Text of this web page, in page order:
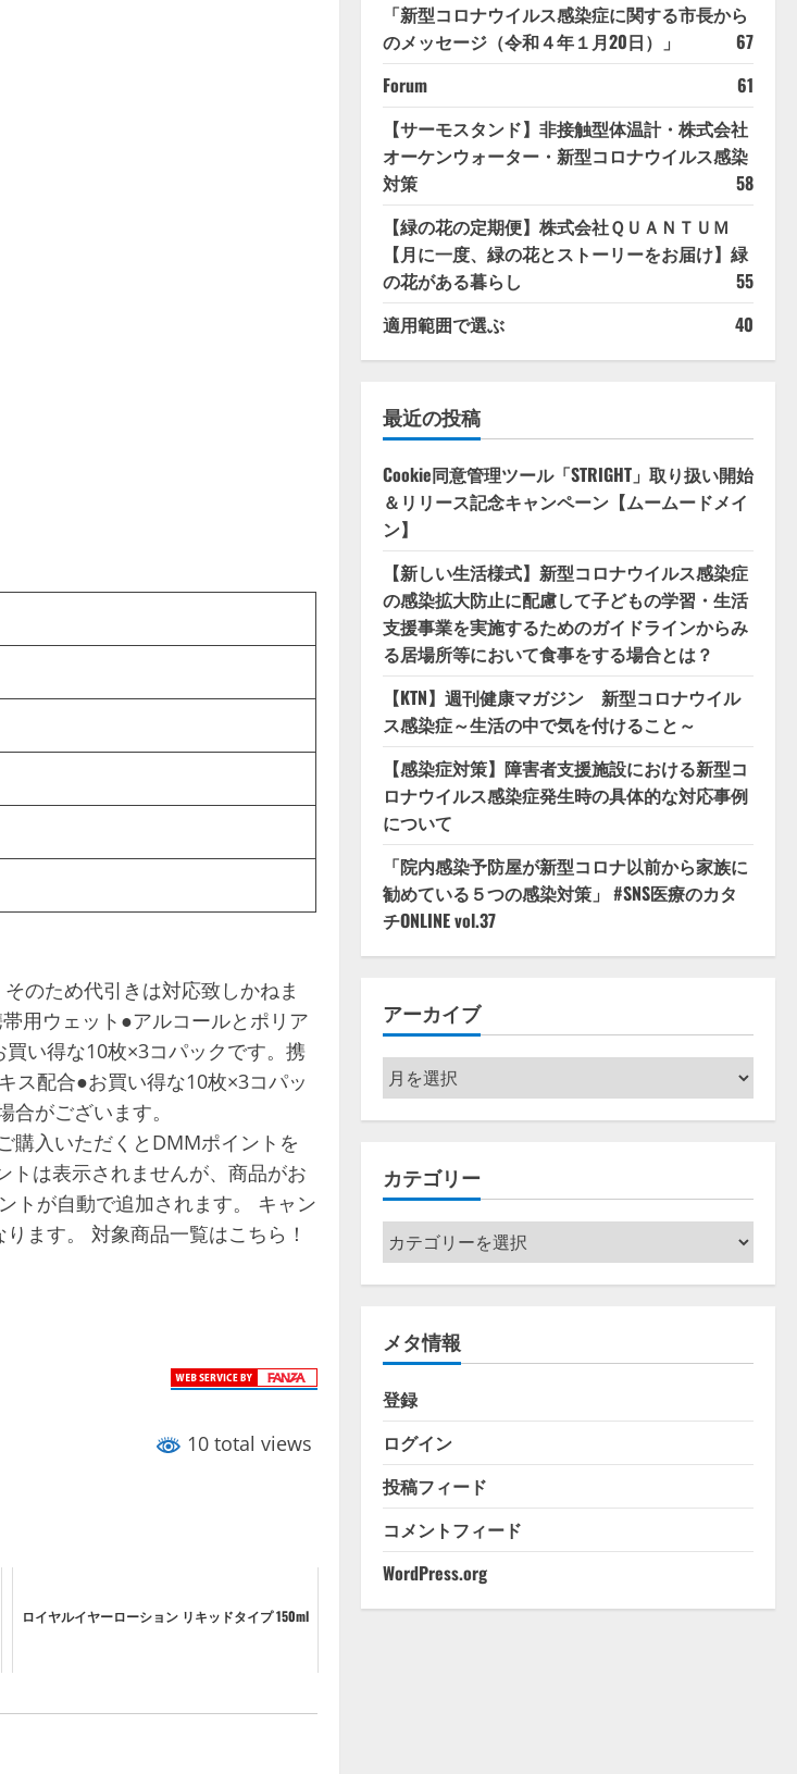
のため代引きは対応致しかねま
用ウェット●アルコールとポリア
い得な10枚×3コパックです。携
ス配合●お買い得な10枚×3コパッ
がございます。
いただくとDMMポイントを
トは表示されませんが、商品がお
トが自動で追加されます。 キャン
ます。 対象商品一覧はこちら！
10 total views
ロイヤルイヤーローション リキッドタイプ 150ml
「新型コロナウイルス感染症に関する市長から
のメッセージ（令和４年１月20日）」
67
Forum
61
【サーモスタンド】非接触型体温計・株式会社
オーケンウォーター・新型コロナウイルス感染
対策
58
【緑の花の定期便】株式会社ＱＵＡＮＴＵＭ
【月に一度、緑の花とストーリーをお届け】緑
の花がある暮らし
55
適用範囲で選ぶ
40
最近の投稿
Cookie同意管理ツール「STRIGHT」取り扱い開始
＆リリース記念キャンペーン【ムームードメイ
ン】
【新しい生活様式】新型コロナウイルス感染症
の感染拡大防止に配慮して子どもの学習・生活
支援事業を実施するためのガイドラインからみ
る居場所等において食事をする場合とは？
【KTN】週刊健康マガジン 新型コロナウイル
ス感染症～生活の中で気を付けること～
【感染症対策】障害者支援施設における新型コ
ロナウイルス感染症発生時の具体的な対応事例
について
「院内感染予防屋が新型コロナ以前から家族に
勧めている５つの感染対策」 #SNS医療のカタ
チONLINE vol.37
アーカイブ
ア
ー
カ
ブ
カテゴリー
カ
テ
ゴ
ー
メタ情報
登録
ログイン
投稿フィード
コメントフィード
WordPress.org